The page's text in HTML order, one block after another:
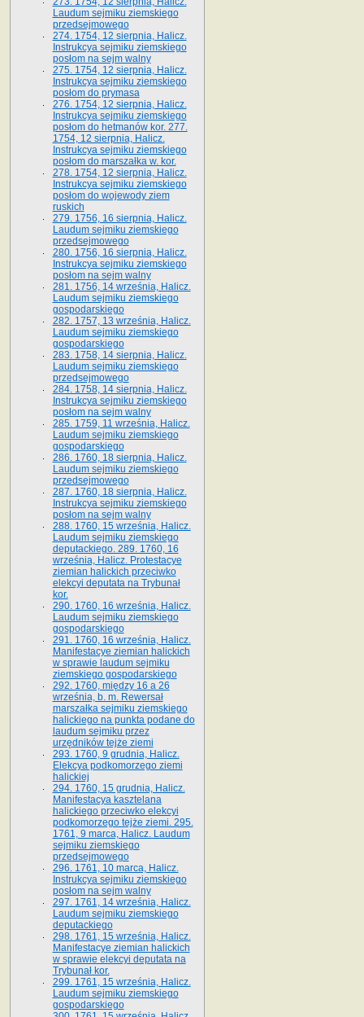
Laudum sejmiku ziemskiego
przedsejmowego
274. 1754, 12 sierpnia, Halicz.
Instrukcya sejmiku ziemskiego
posłom na sejm walny
275. 1754, 12 sierpnia, Halicz.
Instrukcya sejmiku ziemskiego
posłom do prymasa
276. 1754, 12 sierpnia, Halicz.
Instrukcya sejmiku ziemskiego
posłom do hetmanów kor. 277.
1754, 12 sierpnia, Halicz.
Instrukcya sejmiku ziemskiego
posłom do marszałka w. kor.
278. 1754, 12 sierpnia, Halicz.
Instrukcya sejmiku ziemskiego
posłom do wojewody ziem
ruskich
279. 1756, 16 sierpnia, Halicz.
Laudum sejmiku ziemskiego
przedsejmowego
280. 1756, 16 sierpnia, Halicz.
Instrukcya sejmiku ziemskiego
posłom na sejm walny
281. 1756, 14 września, Halicz.
Laudum sejmiku ziemskiego
gospodarskiego
282. 1757, 13 września, Halicz.
Laudum sejmiku ziemskiego
gospodarskiego
283. 1758, 14 sierpnia, Halicz.
Laudum sejmiku ziemskiego
przedsejmowego
284. 1758, 14 sierpnia, Halicz.
Instrukcya sejmiku ziemskiego
posłom na sejm walny
285. 1759, 11 września, Halicz.
Laudum sejmiku ziemskiego
gospodarskiego
286. 1760, 18 sierpnia, Halicz.
Laudum sejmiku ziemskiego
przedsejmowego
287. 1760, 18 sierpnia, Halicz.
Instrukcya sejmiku ziemskiego
posłom na sejm walny
288. 1760, 15 września, Halicz.
Laudum sejmiku ziemskiego
deputackiego. 289. 1760, 16
września, Halicz. Protestacye
ziemian halickich przeciwko
elekcyi deputata na Trybunał
kor.
290. 1760, 16 września, Halicz.
Laudum sejmiku ziemskiego
gospodarskiego
291. 1760, 16 września, Halicz.
Manifestacye ziemian halickich
w sprawie laudum sejmiku
ziemskiego gospodarskiego
292. 1760, między 16 a 26
września, b. m. Rewersał
marszałka sejmiku ziemskiego
halickiego na punkta podane do
laudum sejmiku przez
urzędników tejże ziemi
293. 1760, 9 grudnia, Halicz.
Elekcya podkomorzego ziemi
halickiej
294. 1760, 15 grudnia, Halicz.
Manifestacya kasztelana
halickiego przeciwko elekcyi
podkomorzego tejże ziemi. 295.
1761, 9 marca, Halicz. Laudum
sejmiku ziemskiego
przedsejmowego
296. 1761, 10 marca, Halicz.
Instrukcya sejmiku ziemskiego
posłom na sejm walny
297. 1761, 14 września, Halicz.
Laudum sejmiku ziemskiego
deputackiego
298. 1761, 15 września, Halicz.
Manifestacye ziemian halickich
w sprawie elekcyi deputata na
Trybunał kor.
299. 1761, 15 września, Halicz.
Laudum sejmiku ziemskiego
gospodarskiego